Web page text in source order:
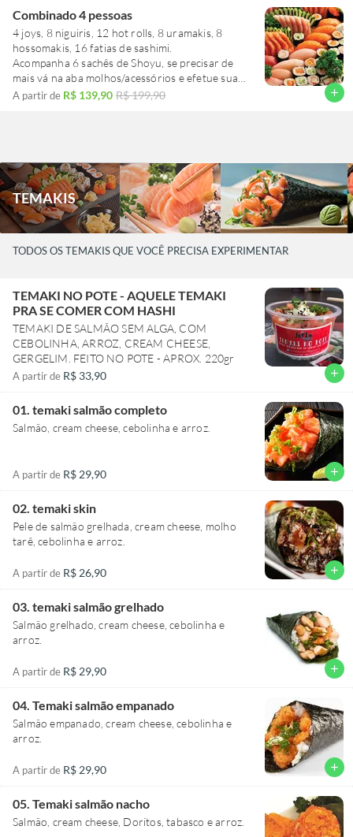
na aba molhos/acessórios e efetue sua compra.
Combinado 4 pessoas
4 joys, 8 niguiris, 12 hot rolls, 8 uramakis, 8
hossomakis, 16 fatias de sashimi.
Acompanha 6 sachês de Shoyu, se precisar de
mais vá na aba molhos/acessórios e efetue sua
compra.
A partir de R$ 139,90 R$ 199,90 add
TEMAKIS
TODOS OS TEMAKIS QUE VOCÊ PRECISA EXPERIMENTAR
TEMAKI NO POTE - AQUELE TEMAKI
PRA SE COMER COM HASHI
TEMAKI DE SALMÃO SEM ALGA, COM
CEBOLINHA, ARROZ, CREAM CHEESE,
GERGELIM. FEITO NO POTE - APROX. 220gr
A partir de R$ 33,90 add
01. temaki salmão completo
Salmão, cream cheese, cebolinha e arroz.
A partir de R$ 29,90 add
02. temaki skin
Pele de salmão grelhada, cream cheese, molho
tarê, cebolinha e arroz.
A partir de R$ 26,90 add
03. temaki salmão grelhado
Salmão grelhado, cream cheese, cebolinha e
arroz.
A partir de R$ 29,90 add
04. Temaki salmão empanado
Salmão empanado, cream cheese, cebolinha e
arroz.
A partir de R$ 29,90 add
05. Temaki salmão nacho
Salmão, cream cheese, Doritos, tabasco e arroz.